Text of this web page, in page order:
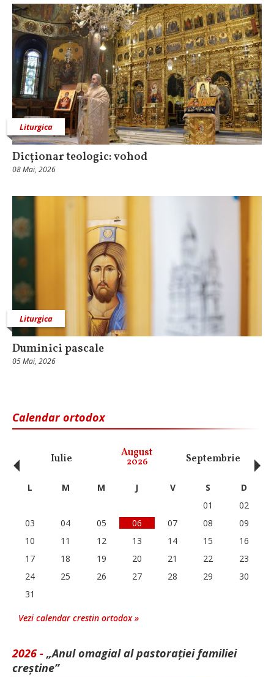
Liturgica
Dicționar teologic: vohod
08 Mai, 2026
Liturgica
Duminici pascale
05 Mai, 2026
Calendar ortodox
Iulie August
2026 Septembrie
‹ L M M J V S
D
01
02
03
04 05 06 07 08
09
10
11 12 13 14 15
16
17
18 19 20 21 22
23
24
25 26 27 28 29
30
31
Vezi calendar crestin ortodox »
2026 - „Anul omagial al pastorației familiei
creștine”